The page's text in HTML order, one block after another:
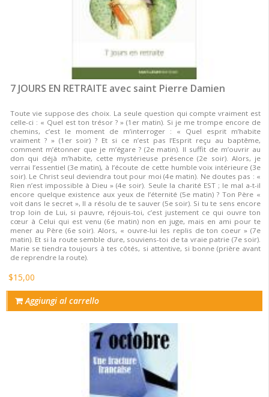
7 JOURS EN RETRAITE avec saint Pierre Damien
Toute vie suppose des choix. La seule question qui compte vraiment est
celle-ci : « Quel est ton trésor ? » (1er matin). Si je me trompe encore de
chemins, c’est le moment de m’interroger : « Quel esprit m’habite
vraiment ? » (1er soir) ? Et si ce n’est pas l’Esprit reçu au baptême,
comment m’étonner que je m’égare ? (2e matin). Il suffit de m’ouvrir au
don qui déjà m’habite, cette mystérieuse présence (2e soir). Alors, je
verrai l’essentiel (3e matin), à l’écoute de cette humble voix intérieure (3e
soir). Le Christ seul deviendra tout pour moi (4e matin). Ne doutes pas : «
Rien n’est impossible à Dieu » (4e soir). Seule la charité EST ; le mal a-t-il
encore quelque existence aux yeux de l’éternité (5e matin) ? Ton Père «
voit dans le secret », Il a résolu de te sauver (5e soir). Si tu te sens encore
trop loin de Lui, si pauvre, réjouis-toi, c’est justement ce qui ouvre ton
cœur à Celui qui est venu (6e matin) non en juge, mais en ami pour te
mener au Père (6e soir). Alors, « ouvre-lui les replis de ton coeur » (7e
matin). Et si la route semble dure, souviens-toi de ta vraie patrie (7e soir).
Marie se tiendra toujours à tes côtés, si attentive, si bonne (prière avant
de reprendre la route).
$15,00
Aggiungi al carrello